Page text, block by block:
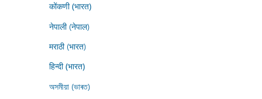
कोंकणी (भारत)
नेपाली (नेपाल)
मराठी (भारत)
हिन्दी (भारत)
অসমীয়া (ভাৰত)